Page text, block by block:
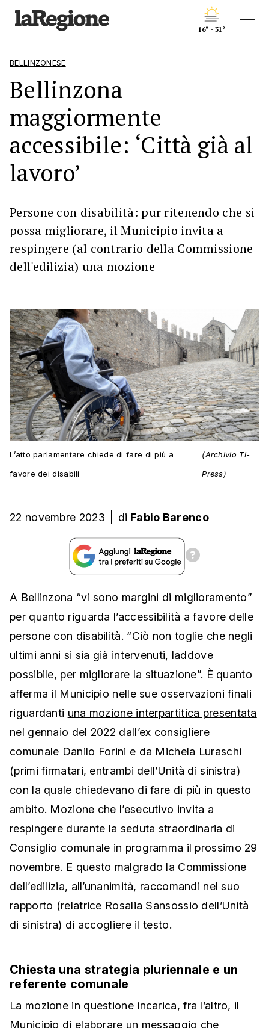
16° - 31°
BELLINZONESE
Bellinzona
maggiormente
accessibile: ‘Città già al
lavoro’
Persone con disabilità: pur ritenendo che si
possa migliorare, il Municipio invita a
respingere (al contrario della Commissione
dell'edilizia) una mozione
L’atto parlamentare chiede di fare di più a
favore dei disabili
(Archivio Ti-
Press)
22 novembre 2023 di Fabio Barenco
A Bellinzona “vi sono margini di miglioramento”
per quanto riguarda l’accessibilità a favore delle
persone con disabilità. “Ciò non toglie che negli
ultimi anni si sia già intervenuti, laddove
possibile, per migliorare la situazione”. È quanto
afferma il Municipio nelle sue osservazioni finali
riguardanti una mozione interpartitica presentata
nel gennaio del 2022 dall’ex consigliere
comunale Danilo Forini e da Michela Luraschi
(primi firmatari, entrambi dell’Unità di sinistra)
con la quale chiedevano di fare di più in questo
ambito. Mozione che l’esecutivo invita a
respingere durante la seduta straordinaria di
Consiglio comunale in programma il prossimo 29
novembre. E questo malgrado la Commissione
dell’edilizia, all’unanimità, raccomandi nel suo
rapporto (relatrice Rosalia Sansossio dell’Unità
di sinistra) di accogliere il testo.
Chiesta una strategia pluriennale e un
referente comunale
La mozione in questione incarica, fra l’altro, il
Municipio di elaborare un messaggio che